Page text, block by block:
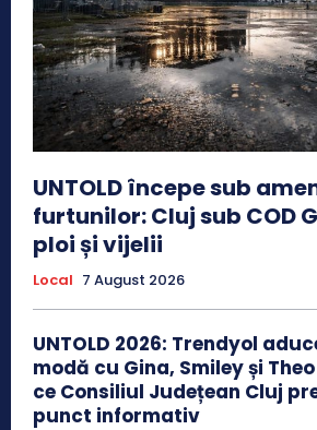
UNTOLD începe sub
furtunilor: Cluj sub COD
ploi și vijelii
Local 7 August 2026
UNTOLD 2026: Trendyol
modă cu Gina, Smiley și
ce Consiliul Județean Cluj
punct informativ